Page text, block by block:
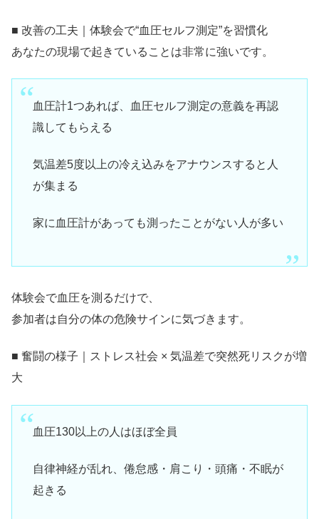
■ 改善の工夫｜体験会で“血圧セルフ測定”を習慣化
あなたの現場で起きていることは非常に強いです。
血圧計1つあれば、血圧セルフ測定の意義を再認
識してもらえる
気温差5度以上の冷え込みをアナウンスすると人
が集まる
家に血圧計があっても測ったことがない人が多い
体験会で血圧を測るだけで、
参加者は自分の体の危険サインに気づきます。
■ 奮闘の様子｜ストレス社会 × 気温差で突然死リスクが増
大
血圧130以上の人はほぼ全員
自律神経が乱れ、倦怠感・肩こり・頭痛・不眠が
起きる